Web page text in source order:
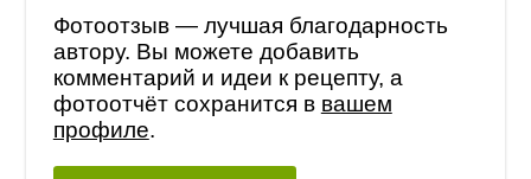
Фотоотзыв — лучшая благодарность
автору. Вы можете добавить
комментарий и идеи к рецепту, а
фотоотчёт сохранится в вашем
профиле.